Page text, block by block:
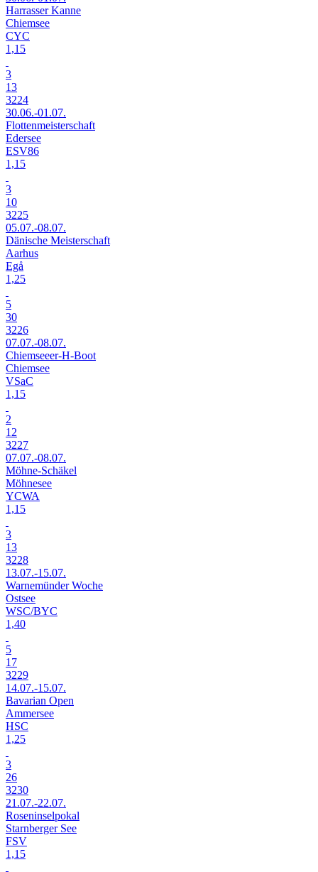
Harrasser Kanne
Chiemsee
CYC
1,15
3
13
3224
30.06.-01.07.
Flottenmeisterschaft
Edersee
ESV86
1,15
3
10
3225
05.07.-08.07.
Dänische Meisterschaft
Aarhus
Egå
1,25
5
30
3226
07.07.-08.07.
Chiemseeer-H-Boot
Chiemsee
VSaC
1,15
2
12
3227
07.07.-08.07.
Möhne-Schäkel
Möhnesee
YCWA
1,15
3
13
3228
13.07.-15.07.
Warnemünder Woche
Ostsee
WSC/BYC
1,40
5
17
3229
14.07.-15.07.
Bavarian Open
Ammersee
HSC
1,25
3
26
3230
21.07.-22.07.
Roseninselpokal
Starnberger See
FSV
1,15